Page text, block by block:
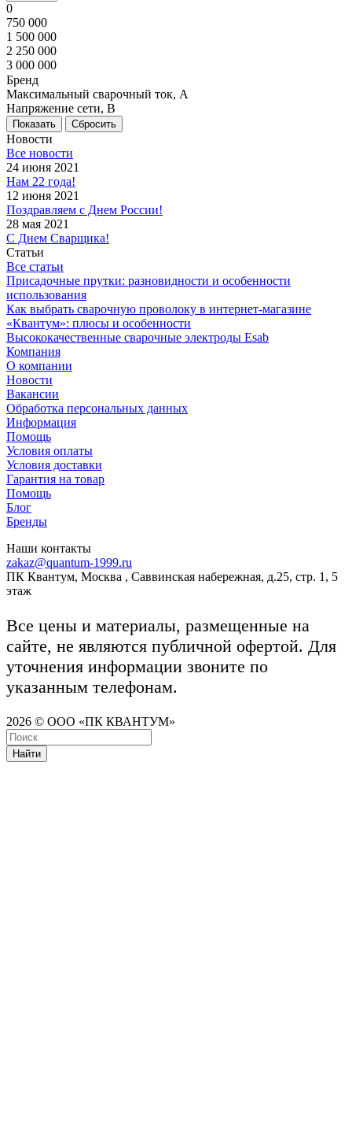
0
750 000
1 500 000
2 250 000
3 000 000
Бренд
Максимальный сварочный ток, А
Напряжение сети, В
Сбросить
Новости
Все новости
24 июня 2021
Нам 22 года!
12 июня 2021
Поздравляем с Днем России!
28 мая 2021
С Днем Сварщика!
Статьи
Все статьи
Присадочные прутки: разновидности и особенности
использования
Как выбрать сварочную проволоку в интернет-магазине
«Квантум»: плюсы и особенности
Высококачественные сварочные электроды Esab
Компания
О компании
Новости
Вакансии
Обработка персональных данных
Информация
Помощь
Условия оплаты
Условия доставки
Гарантия на товар
Помощь
Блог
Бренды
Наши контакты
zakaz@quantum-1999.ru
ПК Квантум, Москва , Саввинская набережная, д.25, стр. 1, 5
этаж
Все цены и материалы, размещенные на
сайте, не являются публичной офертой. Для
уточнения информации звоните по
указанным телефонам.
2026 © ООО «ПК КВАНТУМ»
Найти